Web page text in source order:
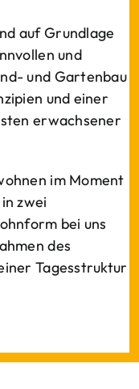
auf Grundlage
und
und Gartenbau
und einer
erwachsener
im Moment
zwei
bei uns
des
Tagesstruktur